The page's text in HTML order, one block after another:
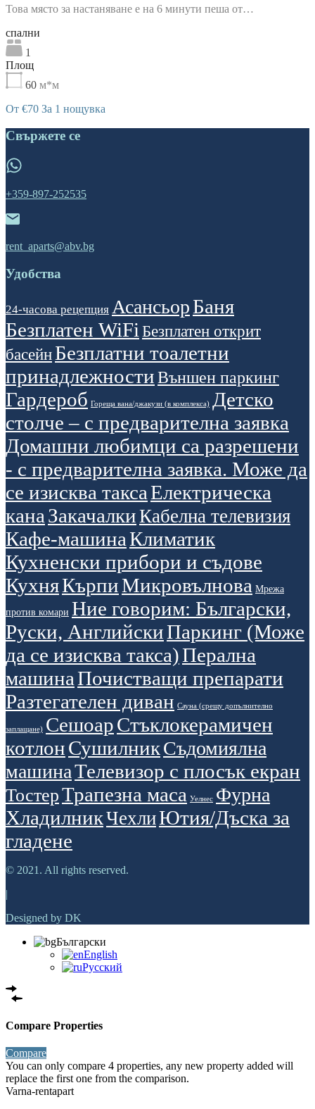
Това място за настаняване е на 6 минути пеша от…
cпални
1
Площ
60 м*м
От €70 За 1 нощувка
Свържете се
+359-897-252535
rent_aparts@abv.bg
Удобства
24-часова рецепция АсансьорБаня
Безплатен WiFi Безплатен открит
басейнБезплатни тоалетни
принадлежностиВъншен паркинг
Гардероб Гореща вана/джакузи (в комплекса) Детско
столче – с предварителна заявка
Домашни любимци са разрешени
- с предварителна заявка. Може да
се изисква таксаЕлектрическа
кана ЗакачалкиКабелна телевизия
Кафе-машинаКлиматик
Кухненски прибори и съдове
КухняКърпиМикровълнова Мрежа
против комари Ние говорим: Български,
Руски, АнглийскиПаркинг (Може
да се изисква такса)Перална
машинаПочистващи препарати
Разтегателен диван Сауна (срещу допълнително
заплащане) СешоарСтъклокерамичен
котлонСушилникСъдомиялна
машинаТелевизор с плосък екран
ТостерТрапезна маса Уелнес Фурна
ХладилникЧехлиЮтия/Дъска за
гладене
© 2021. All rights reserved.
|
Designed by DK
Български
English
Русский
Compare Properties
Compare
You can only compare 4 properties, any new property added will
replace the first one from the comparison.
Varna-rentapart